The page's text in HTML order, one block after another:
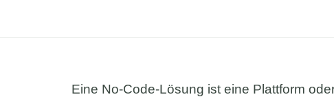
Eine No-Code-Lösung ist eine Plattform